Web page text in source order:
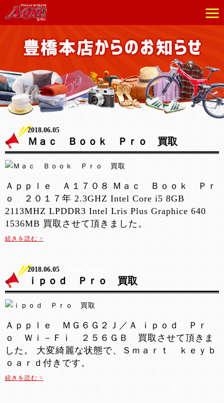
2018.06.05
Ｍａｃ Ｂｏｏｋ Ｐｒｏ 買取
Ａｐｐｌｅ Ａ１７０８ Ｍａｃ Ｂｏｏｋ Ｐｒ
ｏ ２０１７年 2.3GHZ Intel Core i5 8GB
2113MHZ LPDDR3 Intel Lris Plus Graphice 640
1536MB 買取させて頂きました。
続きを読む >
2018.06.05
ｉｐｏｄ Ｐｒｏ 買取
Ａｐｐｌｅ ＭＧ６Ｇ２Ｊ／Ａ ｉｐｏｄ Ｐｒ
ｏ Ｗｉ－Ｆｉ ２５６ＧＢ 買取させて頂きま
した。 大変綺麗な状態で、Ｓｍａｒｔ ｋｅｙｂ
ｏａｒｄ付きです。
続きを読む >